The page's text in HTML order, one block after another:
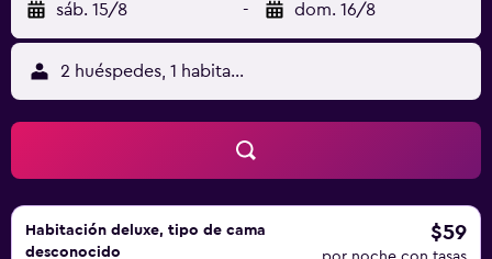
sáb. 15/8 - dom. 16/8
2 huéspedes, 1 habitación
Habitación deluxe, tipo de cama
desconocido
$59